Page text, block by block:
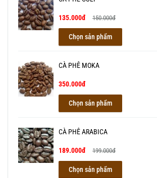
135.000đ 150.000đ
Chọn sản phẩm
CÀ PHÊ MOKA
350.000đ
Chọn sản phẩm
CÀ PHÊ ARABICA
189.000đ 199.000đ
Chọn sản phẩm